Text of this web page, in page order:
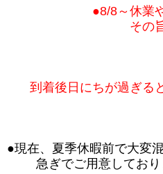
●8/8～休業
その
到着後日にちが過ぎる
●現在、夏季休暇前で大変
急ぎでご用意してお